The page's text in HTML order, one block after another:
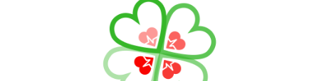
Narzędzia ogrodnicze nieocenionym
wsparciem w ogrodzie